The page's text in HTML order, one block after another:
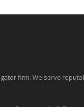
firm. We serve